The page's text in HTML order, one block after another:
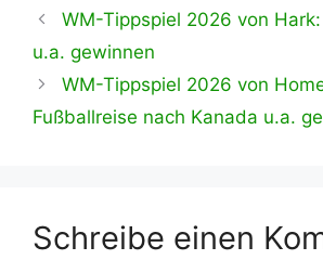
WM-Tippspiel 2026 von
u.a. gewinnen
WM-Tippspiel 2026 von
Fußballreise nach Kanada u.a.
Schreibe einen